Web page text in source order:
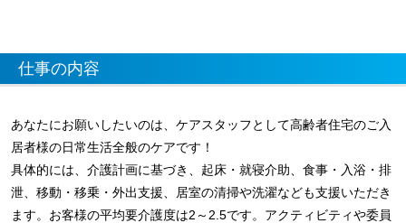
仕事の内容
あなたにお願いしたいのは、ケアスタッフとして高齢者住宅のご入
居者様の日常生活全般のケアです！
具体的には、介護計画に基づき、起床・就寝介助、食事・入浴・排
泄、移動・移乗・外出支援、居室の清掃や洗濯なども支援いただき
ます。お客様の平均要介護度は2～2.5です。アクティビティや委員